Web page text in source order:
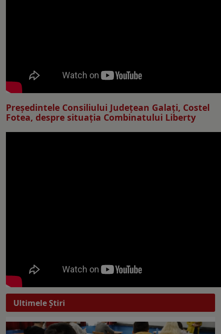
Preşedintele Consiliului Judeţean Galaţi, Costel
Fotea, despre situaţia Combinatului Liberty
Ultimele Ştiri